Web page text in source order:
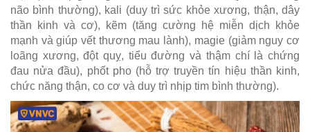
não bình thường), kali (duy trì sức khỏe xương, thận, dây
thần kinh và cơ), kẽm (tăng cường hệ miễn dịch khỏe
mạnh và giúp vết thương mau lành), magie (giảm nguy cơ
loãng xương, đột quỵ, tiểu đường và thậm chí là chứng
đau nửa đầu), phốt pho (hỗ trợ truyền tín hiệu thần kinh,
chức năng thận, co cơ và duy trì nhịp tim bình thường).